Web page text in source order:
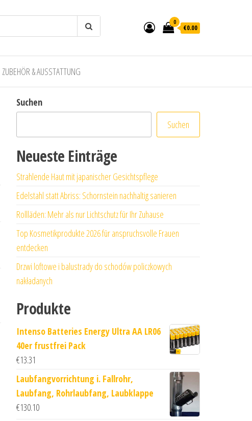
0
€0.00
ZUBEHÖR & AUSSTATTUNG
Suchen
Suchen
Neueste Einträge
Strahlende Haut mit japanischer Gesichtspflege
Edelstahl statt Abriss: Schornstein nachhaltig sanieren
Rollläden: Mehr als nur Lichtschutz für Ihr Zuhause
Top Kosmetikprodukte 2026 für anspruchsvolle Frauen
entdecken
Drzwi loftowe i balustrady do schodów policzkowych
nakładanych
Produkte
Intenso Batteries Energy Ultra AA LR06
40er frustfrei Pack
€13.31
Laubfangvorrichtung i. Fallrohr,
Laubfang, Rohrlaubfang, Laubklappe
€130.10